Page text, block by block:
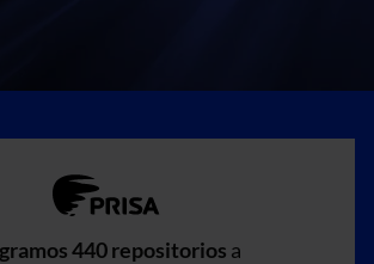
440 repositorios a